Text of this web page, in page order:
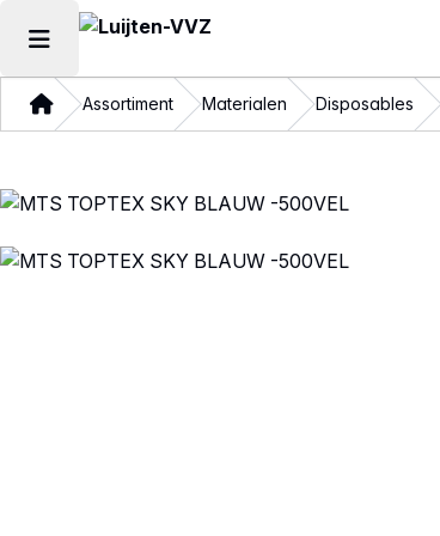
Hoofdmenu openen
ThuisAssortiment Materialen Disposables